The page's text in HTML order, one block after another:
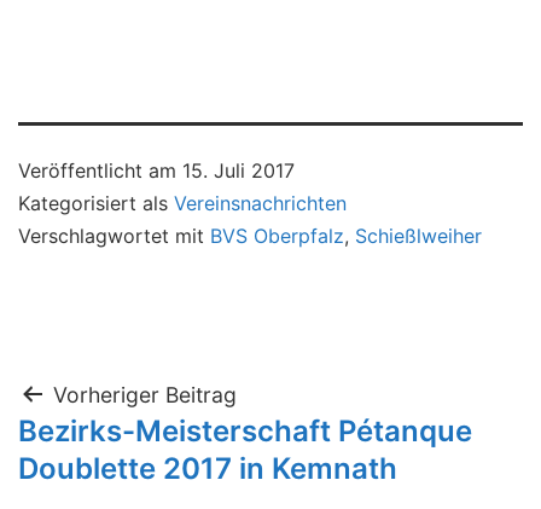
Veröffentlicht am 15. Juli 2017
Kategorisiert als Vereinsnachrichten
Verschlagwortet mit BVS Oberpfalz, Schießlweiher
Beitragsnavigation
Vorheriger Beitrag
Bezirks-Meisterschaft Pétanque
Doublette 2017 in Kemnath